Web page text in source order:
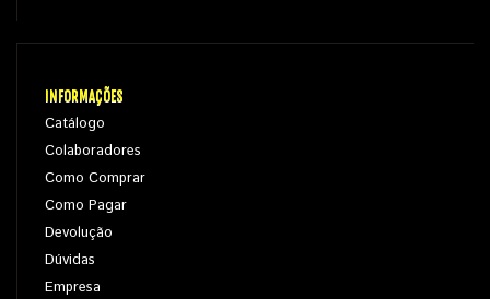
INFORMAÇÕES
Catálogo
Colaboradores
Como Comprar
Como Pagar
Devolução
Dúvidas
Empresa